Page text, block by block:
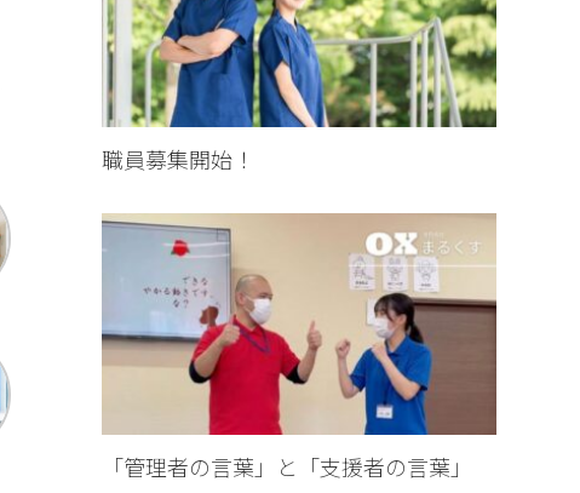
職員募集開始！
「管理者の言葉」と「支援者の言葉」